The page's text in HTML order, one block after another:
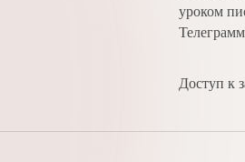
уроком
Телеграмм
Доступ к